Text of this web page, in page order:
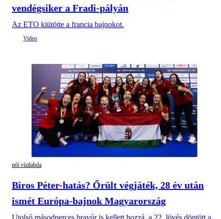
vendégsiker a Fradi-pályán
Az ETO kiütötte a francia bajnokot.
női vízilabda
Biros Péter-hatás? Őrült végjáték, 28 év után
ismét Európa-bajnok Magyarország
Utolsó másodperces bravúr is kellett hozzá, a 22. lövés döntött a